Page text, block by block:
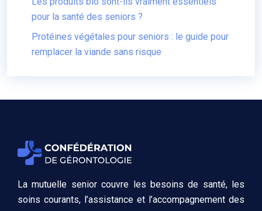
pour la santé des seniors ?
Protéines végétales pour seniors : le guide pour
remplacer la viande sans risque
La mutuelle senior couvre les besoins de santé, les
soins courants, l’assistance et l’accompagnement des